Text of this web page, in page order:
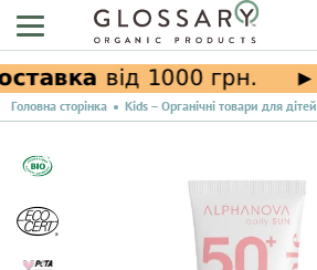
Головна сторінка Kids – Органічні товари для дітей